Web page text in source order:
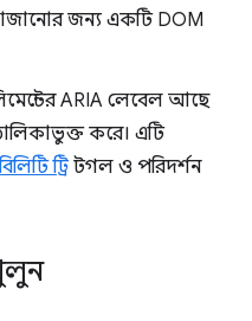
জন্য একটি DOM
ARIA লেবেল আছে
করে। এটি
ট্রিটগল ও পরিদর্শন